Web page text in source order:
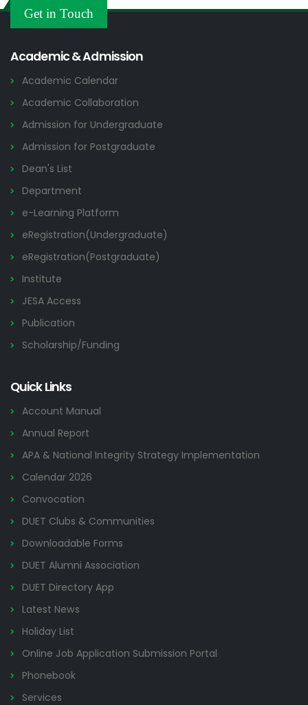
2026
Others
Get in Touch
Academic & Admission
Academic Calendar
Academic Collaboration
Admission for Undergraduate
Admission for Postgraduate
Dean's List
Department
e-Learning Platform
eRegistration(Undergraduate)
eRegistration(Postgraduate)
Institute
JESA Access
Publication
Scholarship/Funding
Quick Links
Account Manual
Annual Report
APA & National Integrity Strategy Implementation
Calendar 2026
Convocation
DUET Clubs & Communities
Downloadable Forms
DUET Alumni Association
DUET Directory App
Latest News
Holiday List
Online Job Application Submission Portal
Phonebook
Services